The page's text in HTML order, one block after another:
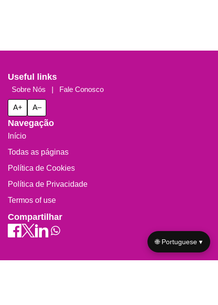
Useful links
Sobre Nós | Fale Conosco
A+ A–
Navegação
Início
Todas as páginas
Política de Cookies
Política de Privacidade
Termos of use
Compartilhar
🌐 Portuguese ▾